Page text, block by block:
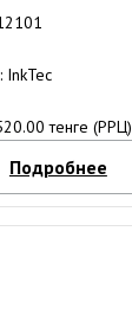
InkTec
тенге (РРЦ)
Подробнее